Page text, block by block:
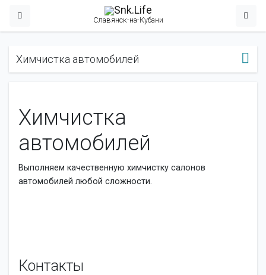
Славянск-на-Кубани
Химчистка автомобилей
Химчистка
автомобилей
Выполняем качественную химчистку салонов
автомобилей любой сложности.
Контакты